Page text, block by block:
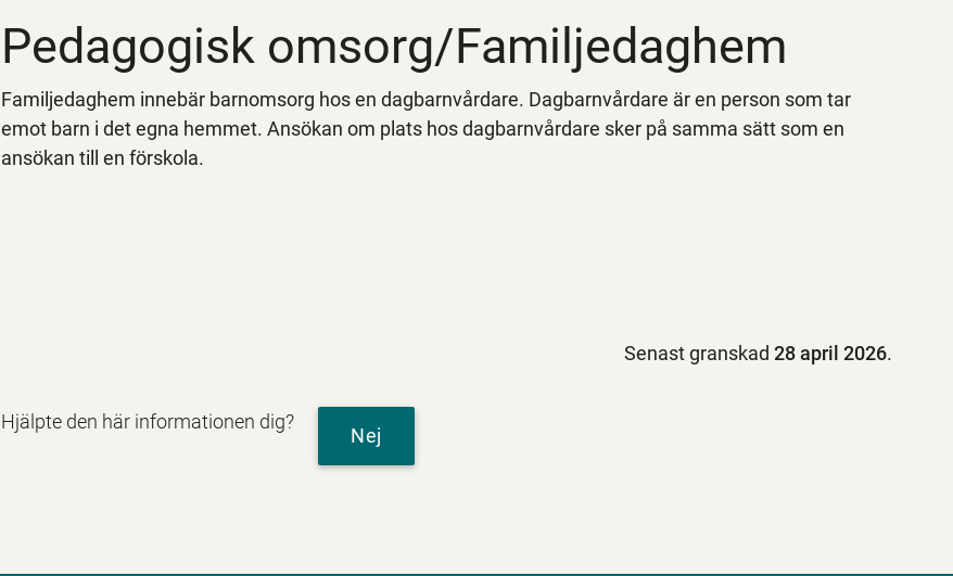
Pedagogisk omsorg/Familjedaghem
Familjedaghem innebär barnomsorg hos en dagbarnvårdare. Dagbarnvårdare är en person som tar
emot barn i det egna hemmet. Ansökan om plats hos dagbarnvårdare sker på samma sätt som en
ansökan till en förskola.
Senast granskad28 april 2026.
Hjälpte den här informationen dig?
Nej